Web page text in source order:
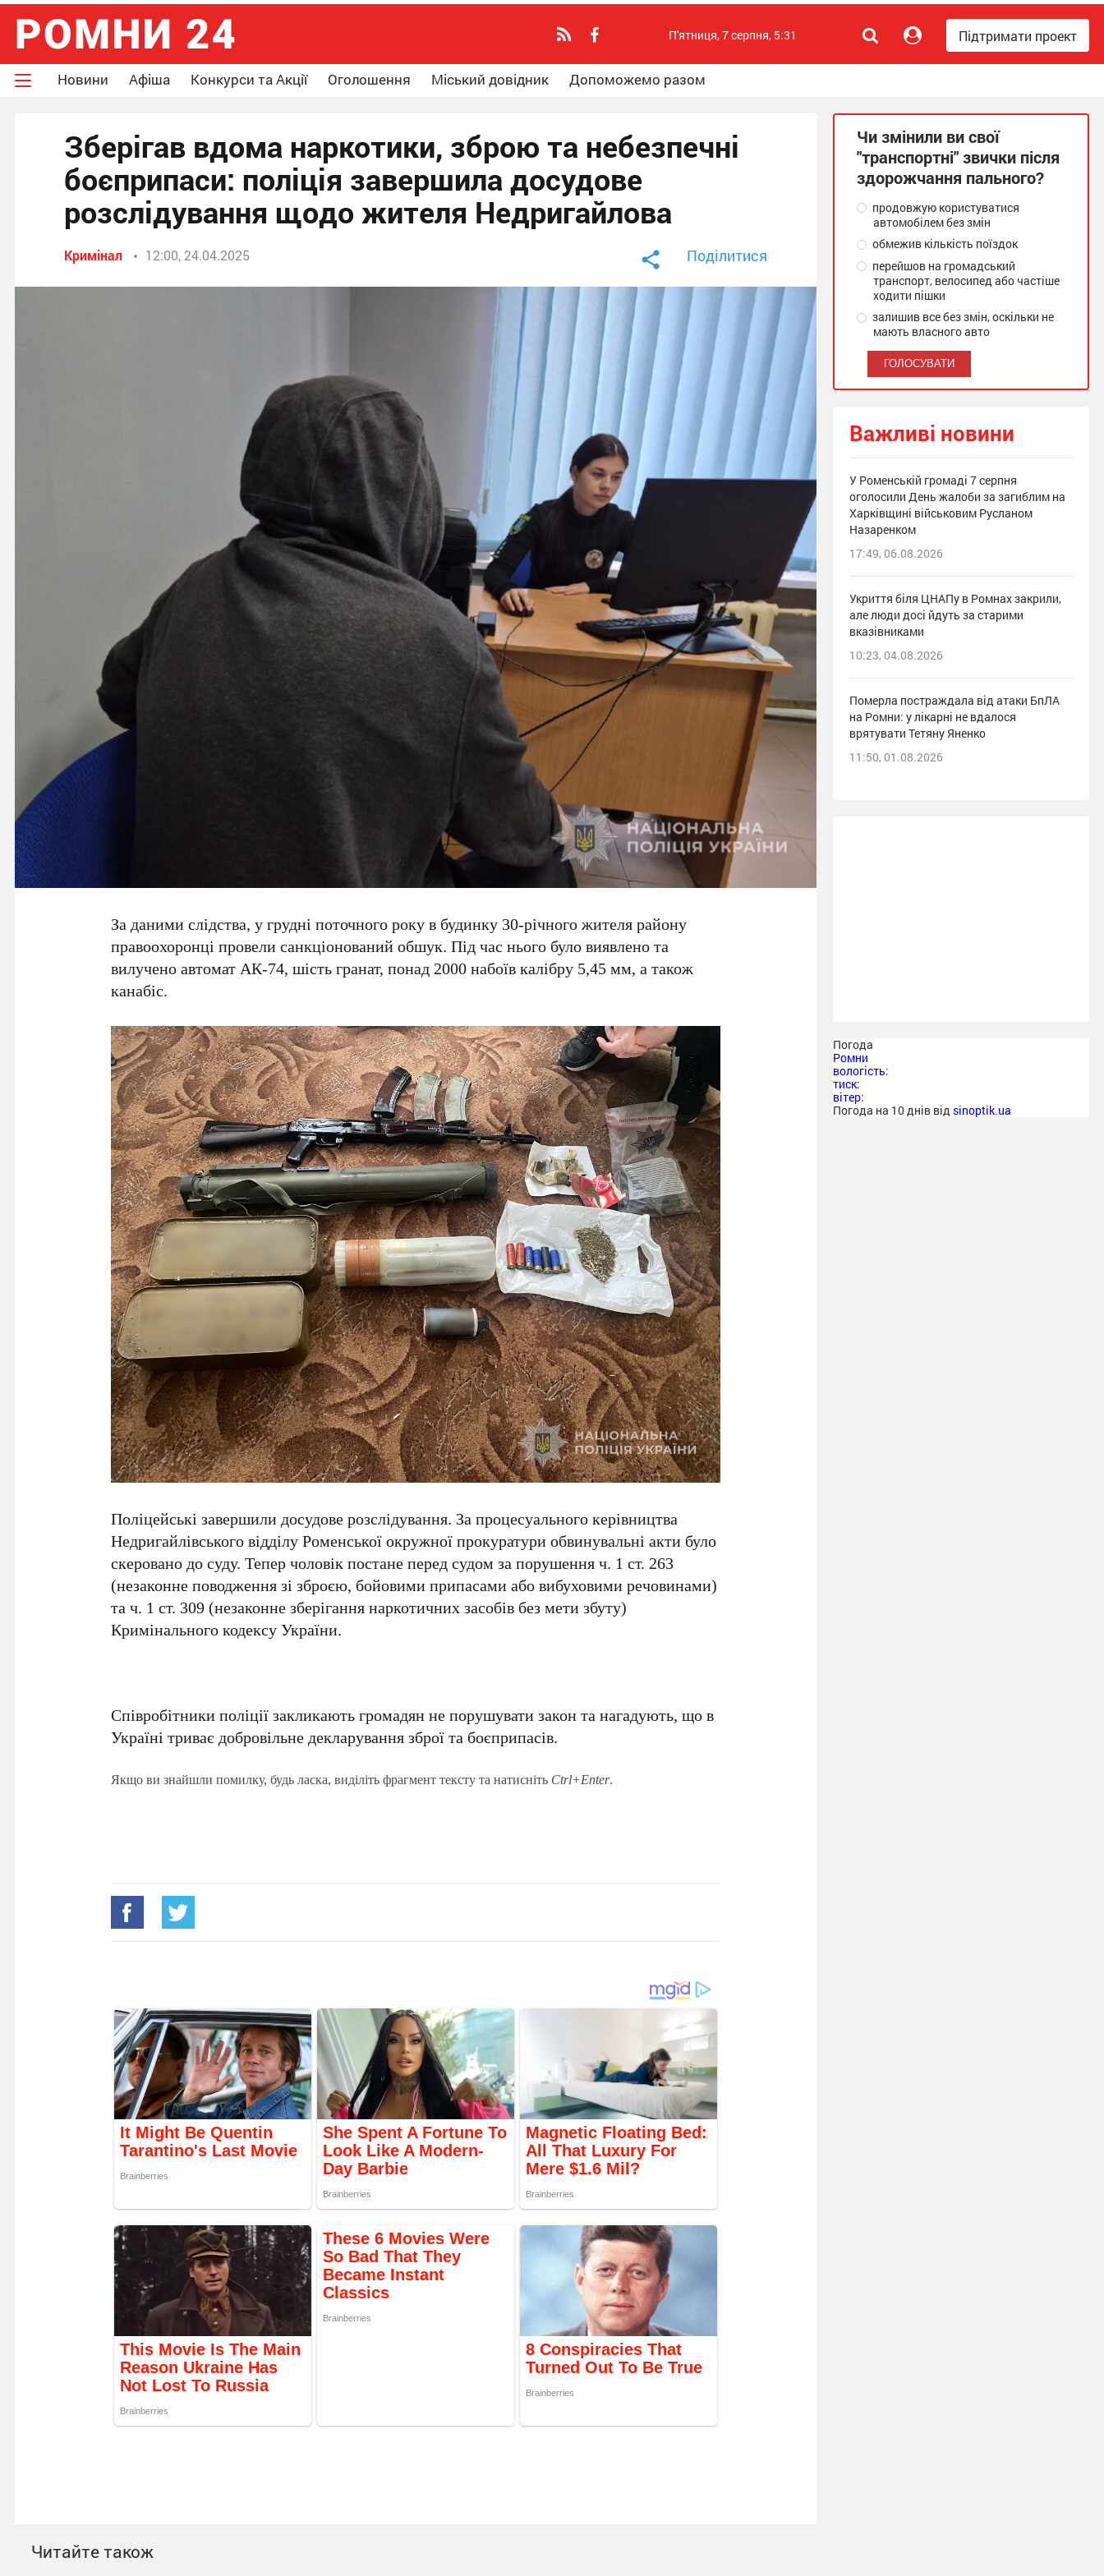
Підтримати проект
П'ятниця, 7 серпня, 5:31
Новини Афіша Конкурси та Акції Оголошення Міський довідник Допоможемо разом
Зберігав вдома наркотики, зброю та небезпечні
боєприпаси: поліція завершила досудове
розслідування щодо жителя Недригайлова
Кримінал 12:00, 24.04.2025 Поділитися
За даними слідства, у грудні поточного року в будинку 30-річного жителя району
правоохоронці провели санкціонований обшук. Під час нього було виявлено та
вилучено автомат АК-74, шість гранат, понад 2000 набоїв калібру 5,45 мм, а також
канабіс.
Поліцейські завершили досудове розслідування. За процесуального керівництва
Недригайлівського відділу Роменської окружної прокуратури обвинувальні акти було
скеровано до суду. Тепер чоловік постане перед судом за порушення ч. 1 ст. 263
(незаконне поводження зі зброєю, бойовими припасами або вибуховими речовинами)
та ч. 1 ст. 309 (незаконне зберігання наркотичних засобів без мети збуту)
Кримінального кодексу України.
Співробітники поліції закликають громадян не порушувати закон та нагадують, що в
Україні триває добровільне декларування зброї та боєприпасів.
Якщо ви знайшли помилку, будь ласка, виділіть фрагмент тексту та натисніть Ctrl+Enter.
Читайте також
Чи змінили ви свої
"транспортні" звички після
здорожчання пального?
продовжую користуватися
автомобілем без змін
обмежив кількість поїздок
перейшов на громадський
транспорт, велосипед або частіше
ходити пішки
залишив все без змін, оскільки не
мають власного авто
Важливі новини
У Роменській громаді 7 серпня
оголосили День жалоби за загиблим на
Харківщині військовим Русланом
Назаренком
17:49, 06.08.2026
Укриття біля ЦНАПу в Ромнах закрили,
але люди досі йдуть за старими
вказівниками
10:23, 04.08.2026
Померла постраждала від атаки БпЛА
на Ромни: у лікарні не вдалося
врятувати Тетяну Яненко
11:50, 01.08.2026
Погода
Ромни
вологість:
тиск:
вітер:
Погода на 10 днів від sinoptik.ua